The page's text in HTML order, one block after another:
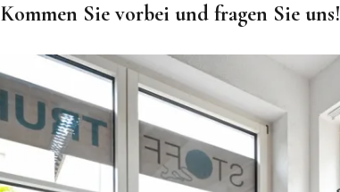
Kommen Sie vorbei und fragen Sie uns!